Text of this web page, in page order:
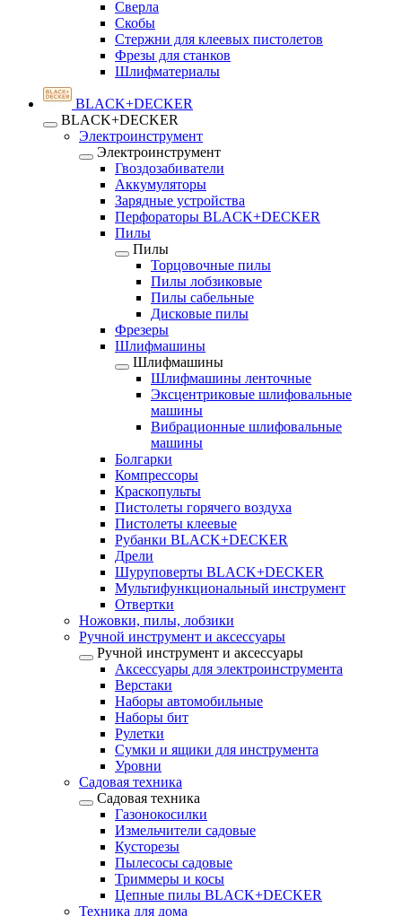
Сверла
Скобы
Стержни для клеевых пистолетов
Фрезы для станков
Шлифматериалы
BLACK+DECKER
BLACK+DECKER
Электроинструмент
Электроинструмент
Гвоздозабиватели
Аккумуляторы
Зарядные устройства
Перфораторы BLACK+DECKER
Пилы
Пилы
Торцовочные пилы
Пилы лобзиковые
Пилы сабельные
Дисковые пилы
Фрезеры
Шлифмашины
Шлифмашины
Шлифмашины ленточные
Эксцентриковые шлифовальные
машины
Вибрационные шлифовальные
машины
Болгарки
Компрессоры
Краскопульты
Пистолеты горячего воздуха
Пистолеты клеевые
Рубанки BLACK+DECKER
Дрели
Шуруповерты BLACK+DECKER
Мультифункциональный инструмент
Отвертки
Ножовки, пилы, лобзики
Ручной инструмент и аксессуары
Ручной инструмент и аксессуары
Аксессуары для электроинструмента
Верстаки
Наборы автомобильные
Наборы бит
Рулетки
Сумки и ящики для инструмента
Уровни
Садовая техника
Садовая техника
Газонокосилки
Измельчители садовые
Кусторезы
Пылесосы садовые
Триммеры и косы
Цепные пилы BLACK+DECKER
Техника для дома